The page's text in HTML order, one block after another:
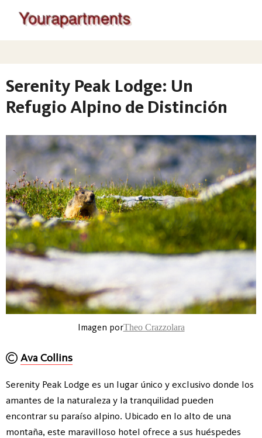
Serenity Peak Lodge: Un
Refugio Alpino de Distinción
Imagen porTheo Crazzolara
Ava Collins
Serenity Peak Lodge es un lugar único y exclusivo donde los
amantes de la naturaleza y la tranquilidad pueden
encontrar su paraíso alpino. Ubicado en lo alto de una
montaña, este maravilloso hotel ofrece a sus huéspedes